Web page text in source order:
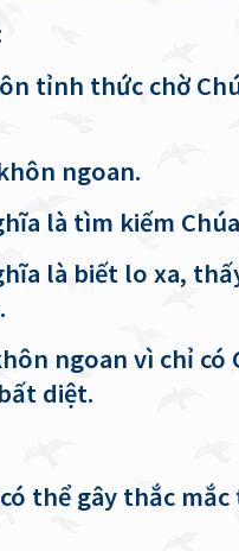
tỉnh thức chờ
ngoan.
là tìm kiếm
là biết lo xa,
ngoan vì chỉ có
diệt.
thể gây thắc mắc